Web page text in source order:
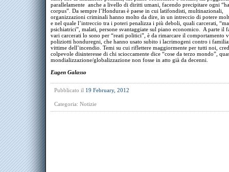
parallelamente anche a livello di diritti umani, facendo precipitare ogni
corpus”. Da sempre l’Honduras è paese in cui latifondisti, multinazionali,
organizzazioni criminali hanno molto da dire, in un intreccio di potere
e nel quale l’intreccio tra i poteri penalizza i più deboli, quali carcerati,
psichiatrici”, malati, persone svantaggiate sul piano economico. A parte il
vari carcerati lo sono per “reati politici”, è da rimarcare il comportamento
poliziotti honduregni, che hanno usato subito i lacrimogeni contro i
vittime dell’incendio. Temi su cui riflettere maggiormente per tutti noi,
colpevole disinteresse di chi scioccamente dice “cose da terzo mondo”,
mondializzazione/globalizzazione non fosse in atto già da decenni.
Eugen Galasso
Pubblicato il 19 February, 2012
Categoria: Notizie